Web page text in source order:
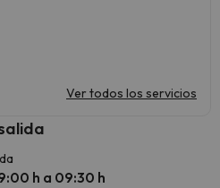
Ver todos los servicios
h a 09:30 h